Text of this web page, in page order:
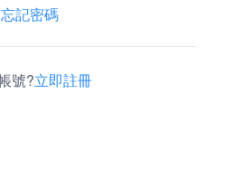
忘記密碼
號?立即註冊